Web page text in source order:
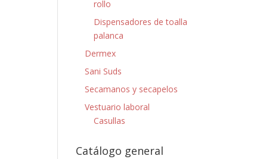
rollo
Dispensadores de toalla
palanca
Dermex
Sani Suds
Secamanos y secapelos
Vestuario laboral
Casullas
Catálogo general